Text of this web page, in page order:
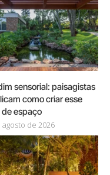
sensorial: paisagistas
como criar esse
espaço
agosto de 2026